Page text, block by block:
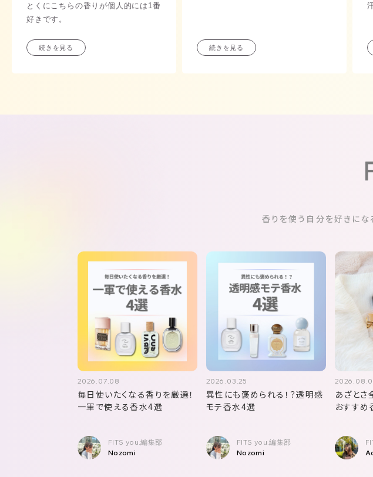
とくにこちらの香りが個人的には1番
好きです。
続きを見る 続きを見る
香りを使う自分を好きにな
2026.07.08
毎日使いたくなる香りを厳選！
一軍で使える香水4選
FITS you.編集部
Nozomi
2026.03.25
異性にも褒められる！？透明感
モテ香水4選
FITS you.編集部
Nozomi
あざとさ
おすす